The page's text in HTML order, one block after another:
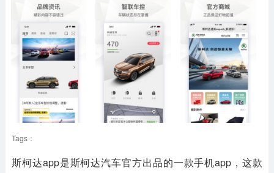
Tags：
斯柯达app是斯柯达汽车官方出品的一款手机app，这款